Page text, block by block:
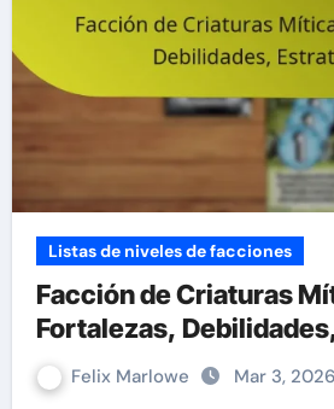
Listas de niveles de facciones
Facción de Criaturas
Fortalezas,
Felix Marlowe Mar 3, 2026